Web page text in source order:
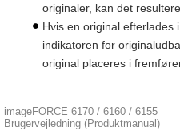
originaler, kan det
Hvis en original efterlades
indikatoren for
original placeres i
imageFORCE 6170 / 6160 / 6155
Brugervejledning (Produktmanual)